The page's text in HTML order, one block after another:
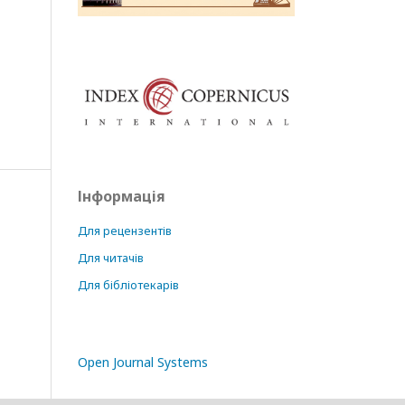
Інформація
Для рецензентів
Для читачів
Для бібліотекарів
Open Journal Systems